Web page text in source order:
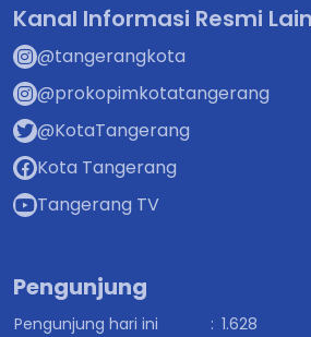
Kanal Informasi Resmi
@tangerangkota
@prokopimkotatangerang
@KotaTangerang
Kota Tangerang
Tangerang TV
Pengunjung
Pengunjung hari ini : 1.628